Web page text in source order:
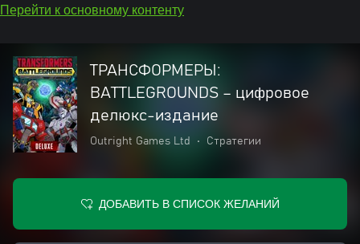
Перейти к основному контенту
ТРАНСФОРМЕРЫ:
BATTLEGROUNDS – цифровое
делюкс-издание
Outright Games Ltd • Стратегии
ДОБАВИТЬ В СПИСОК ЖЕЛАНИЙ